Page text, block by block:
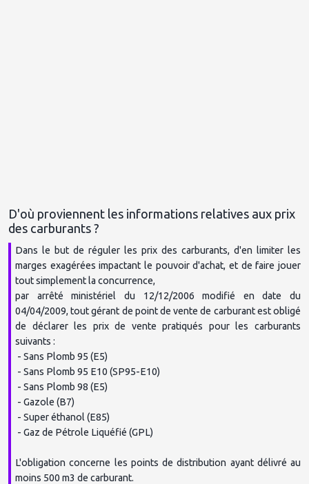
Paris-Normandie
actu-Toulouse
Objeko
D'où proviennent les informations relatives aux prix
Dans le but de réguler les prix des carburants, d'en limiter les
marges exagérées impactant le pouvoir d'achat, et de faire jouer
tout simplement la concurrence,
par arrêté ministériel du 12/12/2006 modifié en date du
04/04/2009, tout gérant de point de vente de carburant est obligé
de déclarer les prix de vente pratiqués pour les carburants
suivants :
L'obligation concerne les points de distribution ayant délivré au
moins 500 m3 de carburant.